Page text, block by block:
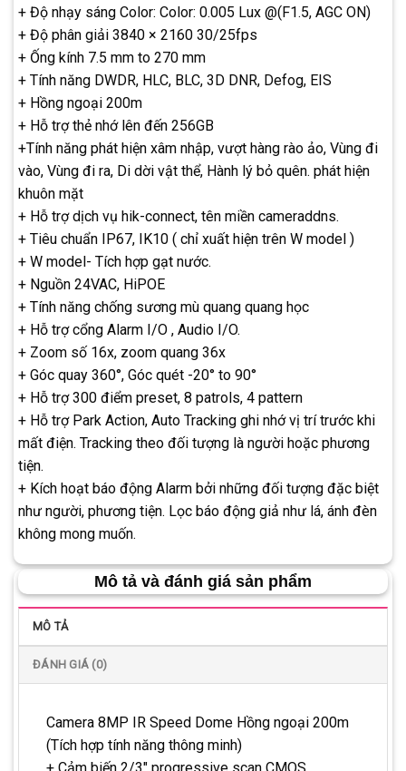
+ Độ nhạy sáng Color: Color: 0.005 Lux @(F1.5, AGC ON)
+ Độ phân giải 3840 × 2160 30/25fps
+ Ống kính 7.5 mm to 270 mm
+ Tính năng DWDR, HLC, BLC, 3D DNR, Defog, EIS
+ Hồng ngoại 200m
+ Hỗ trợ thẻ nhớ lên đến 256GB
+Tính năng phát hiện xâm nhập, vượt hàng rào ảo, Vùng đi
vào, Vùng đi ra, Di dời vật thể, Hành lý bỏ quên. phát hiện
khuôn mặt
+ Hỗ trợ dịch vụ hik-connect, tên miền cameraddns.
+ Tiêu chuẩn IP67, IK10 ( chỉ xuất hiện trên W model )
+ W model- Tích hợp gạt nước.
+ Nguồn 24VAC, HiPOE
+ Tính năng chống sương mù quang quang học
+ Hỗ trợ cổng Alarm I/O , Audio I/O.
+ Zoom số 16x, zoom quang 36x
+ Góc quay 360°, Góc quét -20° to 90°
+ Hỗ trợ 300 điểm preset, 8 patrols, 4 pattern
+ Hỗ trợ Park Action, Auto Tracking ghi nhớ vị trí trước khi
mất điện. Tracking theo đối tượng là người hoặc phương
tiện.
+ Kích hoạt báo động Alarm bởi những đối tượng đặc biệt
như người, phương tiện. Lọc báo động giả như lá, ánh đèn
không mong muốn.
Mô tả và đánh giá sản phẩm
MÔ TẢ
ĐÁNH GIÁ (0)
Camera 8MP IR Speed Dome Hồng ngoại 200m
(Tích hợp tính năng thông minh)